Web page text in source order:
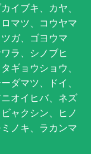
イブキ、カヤ、
マツ、コウヤマ
ガ、ゴヨウマ
ラ、シノブヒ
ギョウショウ、
ダマツ、ドイ、
オイヒバ、ネズ
ャクシン、ヒノ
ノキ、ラカンマ